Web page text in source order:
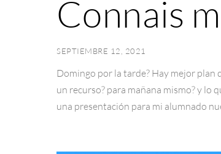
SEPTIEMBRE 12, 2021
Connais
Domingo por la tarde? Hay mejor plan
un recurso? para mañana mismo? y lo
una presentación para mi alumnado